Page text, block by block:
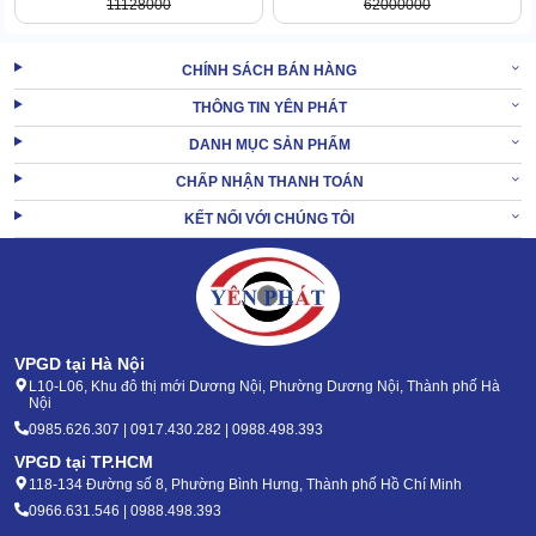
1.5 Vận hành siêu bền khỏe, ít rung lắc
Độ bền khỏe cũng là 1 điểm cộng hút khách trên Kungfu KF
3.0KW. List vật liệu sử dụng đều thuộc hàng xịn sò, với sức chống
chịu siêu tốt, 100% không ăn mòn.
Máy rửa xe áp lực
được ráp nối ăn khớp hoàn hảo.
Nhờ vậy, chẳng những hạ thấp tiếng ồn máy mà rủi ro hư hỏng
cũng được kiểm soát tối đa.
1.6 Brand uy tín, giá rẻ khỏi bàn
11128000 62000000
CHÍNH SÁCH BÁN HÀNG
THÔNG TIN YÊN PHÁT
DANH MỤC SẢN PHẨM
CHẤP NHẬN THANH TOÁN
KẾT NỐI VỚI CHÚNG TÔI
VPGD tại Hà Nội
L10-L06, Khu đô thị mới Dương Nội, Phường Dương Nội, Thành phố Hà
Nội
0985.626.307 | 0917.430.282 | 0988.498.393
VPGD tại TP.HCM
118-134 Đường số 8, Phường Bình Hưng, Thành phố Hồ Chí Minh
0966.631.546 | 0988.498.393